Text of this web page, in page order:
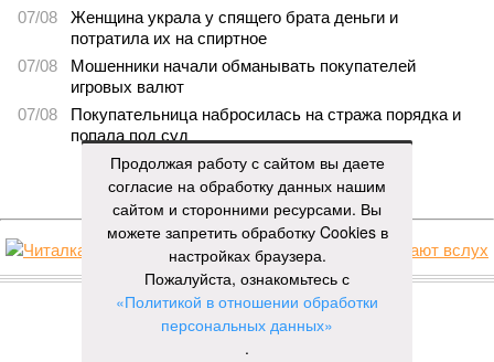
07/08
Женщина украла у спящего брата деньги и
потратила их на спиртное
07/08
Мошенники начали обманывать покупателей
игровых валют
07/08
Покупательница набросилась на стража порядка и
попала под суд
ЕЩЕ НОВОСТИ
НОВОСТИ ПАРТНЕРОВ
Новости smi2.ru
Продолжая работу с сайтом вы даете
согласие на обработку данных нашим
сайтом и сторонними ресурсами. Вы
можете запретить обработку Cookies в
настройках браузера.
Пожалуйста, ознакомьтесь с
«Политикой в отношении обработки
персональных данных»
.